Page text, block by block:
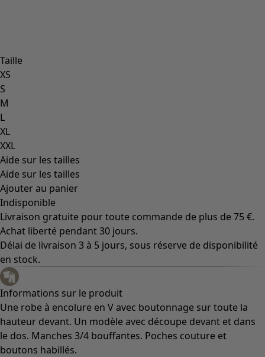
Taille
XS
S
M
L
XL
XXL
Aide sur les tailles
Aide sur les tailles
Ajouter au panier
Indisponible
Livraison gratuite pour toute commande de plus de 75 €.
Achat liberté pendant 30 jours.
Délai de livraison 3 à 5 jours, sous réserve de disponibilité
en stock.
Informations sur le produit
Une robe à encolure en V avec boutonnage sur toute la
hauteur devant. Un modèle avec découpe devant et dans
le dos. Manches 3/4 bouffantes. Poches couture et
boutons habillés.